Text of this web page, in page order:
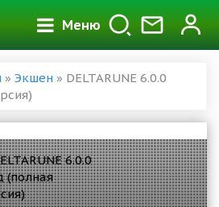
Меню
» Экшен » DELTARUNE 6.0.0